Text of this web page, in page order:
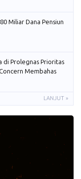
Miliar Dana Pensiun
di Prolegnas Prioritas
Membahas
LANJUT »